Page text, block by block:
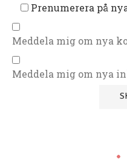
Prenumerera på
Meddela mig om nya
Meddela mig om nya